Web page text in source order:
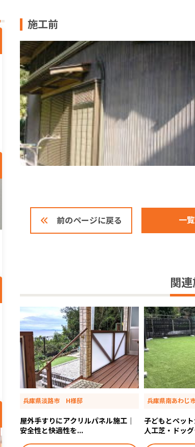
施工前
前のページに戻る 一
関
兵庫県淡路市 H様邸
屋外手すりにアクリルパネル施工｜
安全性と快適性を...
兵庫県南あわじ
子どもとペット
人工芝・ドッ